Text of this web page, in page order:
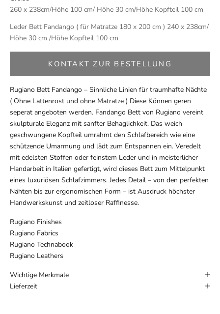
260 x 238cm/Höhe 100 cm/ Höhe 30 cm/Höhe Kopfteil 100 cm
Leder Bett Fandango ( für Matratze 180 x 200 cm ) 240 x 238cm/
Höhe 30 cm /Höhe Kopfteil 100 cm
KONTAKT ZUR BESTELLUNG
Rugiano Bett Fandango – Sinnliche Linien für traumhafte Nächte
( Ohne Lattenrost und ohne Matratze ) Diese Können geren
seperat angeboten werden. Fandango Bett von Rugiano vereint
skulpturale Eleganz mit sanfter Behaglichkeit. Das weich
geschwungene Kopfteil umrahmt den Schlafbereich wie eine
schützende Umarmung und lädt zum Entspannen ein. Veredelt
mit edelsten Stoffen oder feinstem Leder und in meisterlicher
Handarbeit in Italien gefertigt, wird dieses Bett zum Mittelpunkt
eines luxuriösen Schlafzimmers. Jedes Detail – von den perfekten
Nähten bis zur ergonomischen Form – ist Ausdruck höchster
Handwerkskunst und zeitloser Raffinesse.
Rugiano Finishes
Rugiano Fabrics
Rugiano Technabook
Rugiano Leathers
Wichtige Merkmale
Lieferzeit